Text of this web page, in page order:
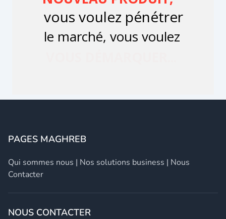
PAGES MAGHREB
Qui sommes nous | Nos solutions business | Nous
Contacter
NOUS CONTACTER